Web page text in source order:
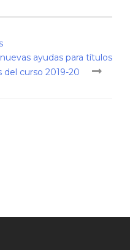
ayudas para títulos
del curso 2019-20